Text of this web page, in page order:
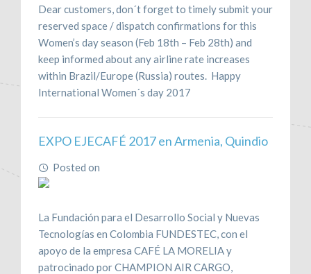
Dear customers, don´t forget to timely submit your
reserved space / dispatch confirmations for this
Women’s day season (Feb 18th – Feb 28th) and
keep informed about any airline rate increases
within Brazil/Europe (Russia) routes. Happy
International Women´s day 2017
EXPO EJECAFÉ 2017 en Armenia, Quindio
Posted on
La Fundación para el Desarrollo Social y Nuevas
Tecnologías en Colombia FUNDESTEC, con el
apoyo de la empresa CAFÉ LA MORELIA y
patrocinado por CHAMPION AIR CARGO,